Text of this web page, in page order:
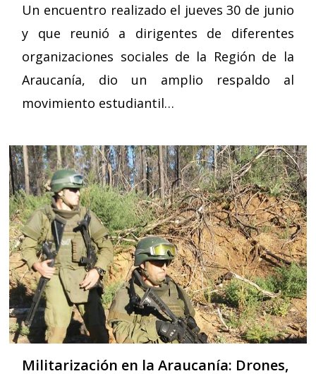
Un encuentro realizado el jueves 30 de junio
y que reunió a dirigentes de diferentes
organizaciones sociales de la Región de la
Araucanía, dio un amplio respaldo al
movimiento estudiantil…
Militarización en la Araucanía: Drones,